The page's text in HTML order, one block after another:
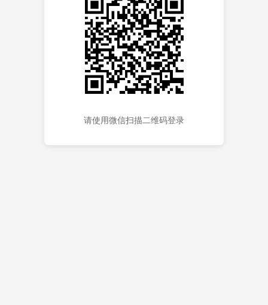
请使用微信扫描二维码登录